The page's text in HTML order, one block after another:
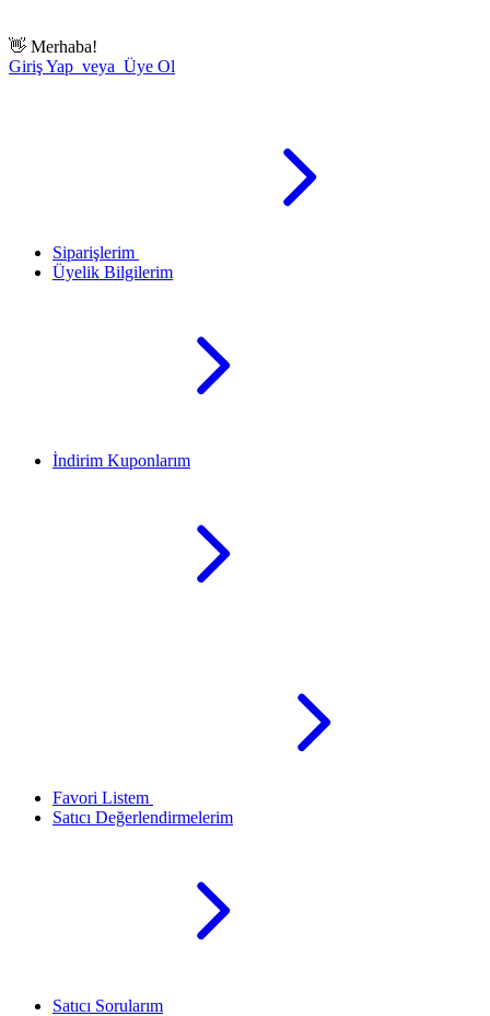
👋 Merhaba!
Giriş Yap veya Üye Ol
Siparişlerim
Üyelik Bilgilerim
İndirim Kuponlarım
Favori Listem
Satıcı Değerlendirmelerim
Satıcı Sorularım